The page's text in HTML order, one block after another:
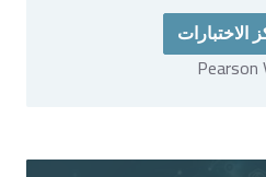
الاختبارات
Pearson